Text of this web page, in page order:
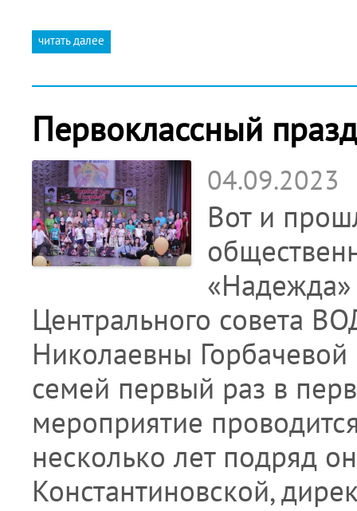
читать далее
Первоклассный
04.09.2023
Вот и
«Надежда»
Центрального совета
Николаевны
семей первый раз в
мероприятие
несколько лет подряд
Константиновской,